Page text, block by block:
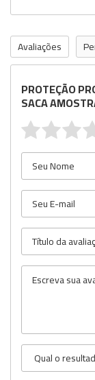
Avaliações
PROTEÇÃO
SACA